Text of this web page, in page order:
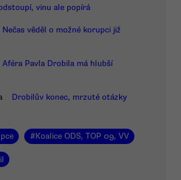
vinu ale popírá
Nečas věděl o možné korupci již
Aféra Pavla Drobila má hlubší
Drobilův konec, mrzuté otázky
#Koalice ODS, TOP 09, VV